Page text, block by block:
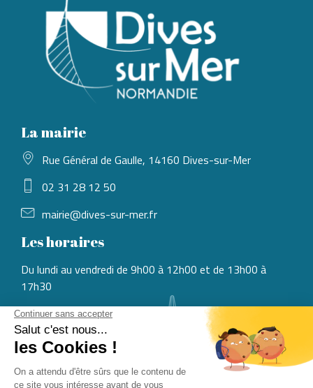
La mairie
Rue Général de Gaulle, 14160 Dives-sur-Mer
02 31 28 12 50
mairie@dives-sur-mer.fr
Les horaires
Du lundi au vendredi de 9h00 à 12h00 et de 13h00 à
17h30
Rejoignez-nous
CONSULTER LES OFFRES